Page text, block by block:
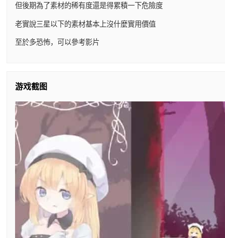
但後期為了素材的稀有度還是得累積一下危險度
老實說三星以下的素材基本上沒什麼實用價值
至於多恐怖，可以參考影片
游戏截图